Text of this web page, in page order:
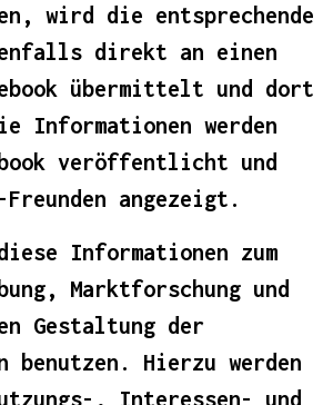
wird die entsprechende
direkt an einen
übermittelt und dort
Informationen werden
veröffentlicht und
Freunden angezeigt.
Informationen zum
Marktforschung und
Gestaltung der
benutzen. Hierzu werden
, Interessen- und